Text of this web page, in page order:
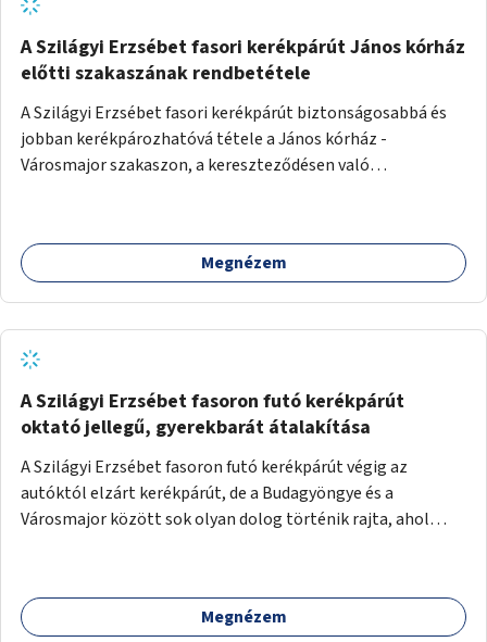
A Szilágyi Erzsébet fasori kerékpárút János kórház
előtti szakaszának rendbetétele
A Szilágyi Erzsébet fasori kerékpárút biztonságosabbá és
jobban kerékpározhatóvá tétele a János kórház -
Városmajor szakaszon, a kereszteződésen való
forgalomtól való jobb elkülönítésével, esetleg ésszerűbb
útvonal kijelölésével.
Megnézem
A Szilágyi Erzsébet fasoron futó kerékpárút
oktató jellegű, gyerekbarát átalakítása
A Szilágyi Erzsébet fasoron futó kerékpárút végig az
autóktól elzárt kerékpárút, de a Budagyöngye és a
Városmajor között sok olyan dolog történik rajta, ahol
ötletem az, hogy ezt a szakaszt egy oktató jellegű,
bemutató kerékpárúttá varázsoljuk, ahol a gyerekek a valós
Megnézem